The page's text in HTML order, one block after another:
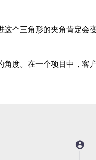
个三角形的夹角肯定会
度。在一个项目中，